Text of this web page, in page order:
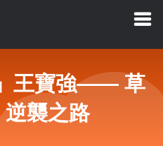
王寶強—— 草
襲之路